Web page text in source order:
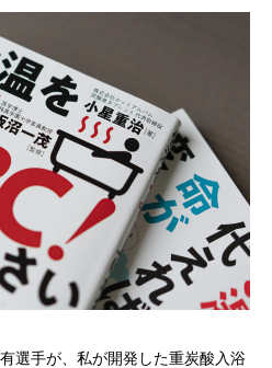
選手が、私が開発した重炭酸入浴